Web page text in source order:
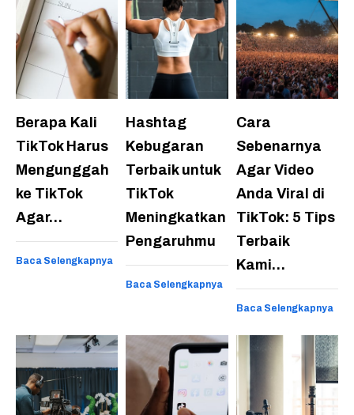
Berapa Kali
TikTok Harus
Mengunggah
ke TikTok
Agar…
Baca Selengkapnya
Hashtag
Kebugaran
Terbaik untuk
TikTok
Meningkatkan
Pengaruhmu
Baca Selengkapnya
Cara
Sebenarnya
Agar Video
Anda Viral di
TikTok: 5 Tips
Terbaik
Kami…
Baca Selengkapnya